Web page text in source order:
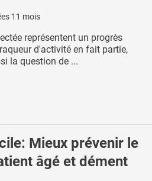
11 mois
représentent un progrès
d'activité en fait partie,
la question de ...
Mieux prévenir le
âgé et dément